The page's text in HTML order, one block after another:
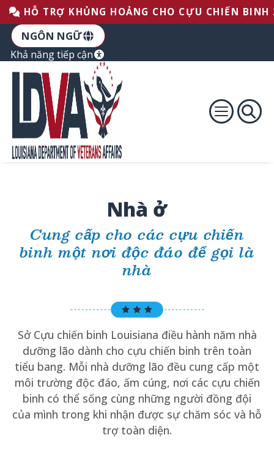
Bỏ qua để điều hướng chính
Bỏ qua nội dung
Bỏ qua phần Chân trang
HỖ TRỢ KHỦNG HOẢNG CHO CỰU CHIẾN
NGÔN NGỮ
Khả năng tiếp cận
Nhà ở
Cung cấp cho các cựu chiến
binh một nơi độc đáo để gọi là
nhà
Sở Cựu chiến binh Louisiana điều hành năm nhà
dưỡng lão dành cho cựu chiến binh trên toàn
tiểu bang. Mỗi nhà dưỡng lão đều cung cấp một
môi trường độc đáo, ấm cúng, nơi các cựu chiến
binh có thể sống cùng những người đồng đội
của mình trong khi nhận được sự chăm sóc và hỗ
trợ toàn diện.